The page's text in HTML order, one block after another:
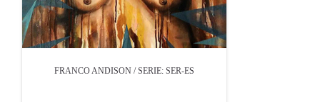
FRANCO ANDISON / SERIE: SER-ES